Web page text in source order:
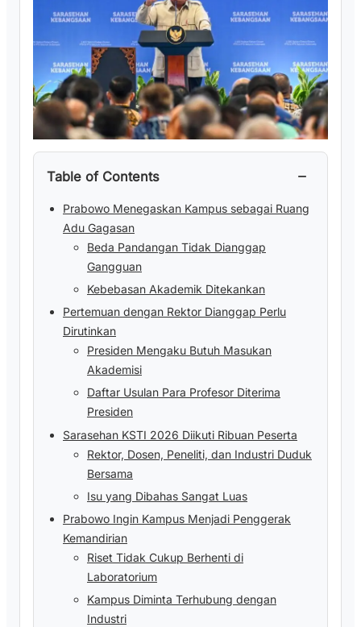
Table of Contents −
Prabowo Menegaskan Kampus sebagai Ruang
Adu Gagasan
Beda Pandangan Tidak Dianggap
Gangguan
Kebebasan Akademik Ditekankan
Pertemuan dengan Rektor Dianggap Perlu
Dirutinkan
Presiden Mengaku Butuh Masukan
Akademisi
Daftar Usulan Para Profesor Diterima
Presiden
Sarasehan KSTI 2026 Diikuti Ribuan Peserta
Rektor, Dosen, Peneliti, dan Industri Duduk
Bersama
Isu yang Dibahas Sangat Luas
Prabowo Ingin Kampus Menjadi Penggerak
Kemandirian
Riset Tidak Cukup Berhenti di
Laboratorium
Kampus Diminta Terhubung dengan
Industri